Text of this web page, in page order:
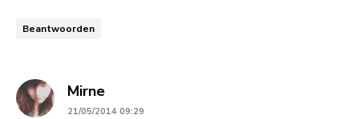
Beantwoorden
Mirnesays:
21/05/2014 09:29